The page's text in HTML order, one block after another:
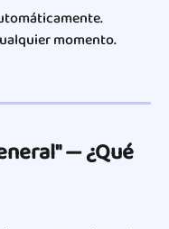
momento.
— ¿Qué